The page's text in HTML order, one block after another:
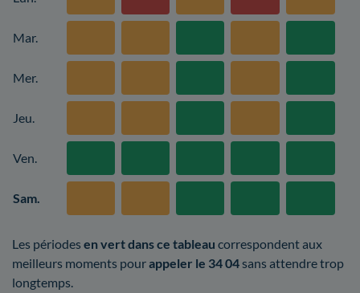
Mar.
Mer.
Jeu.
Ven.
Sam.
Les périodes en vert dans ce tableau correspondent aux
meilleurs moments pourappeler le 34 04sans attendre trop
longtemps.